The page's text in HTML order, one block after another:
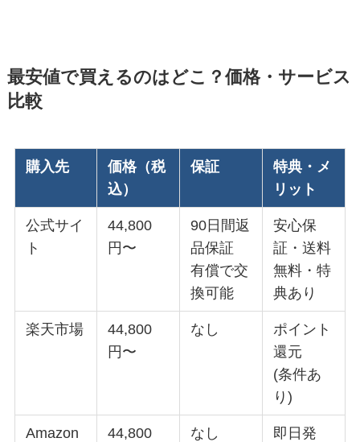
最安値で買えるのはどこ？価格・サービス
比較
購入先
価格（税
込）
保証
特典・メ
リット
公式サイ
ト
44,800
円〜
90日間返
品保証
有償で交
換可能
安心保
証・送料
無料・特
典あり
楽天市場
44,800
円〜
なし
ポイント
還元
(条件あ
り)
Amazon
44,800
なし
即日発